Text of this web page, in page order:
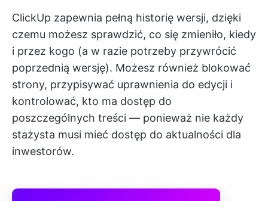
ClickUp zapewnia pełną historię wersji, dzięki
czemu możesz sprawdzić, co się zmieniło, kiedy
i przez kogo (a w razie potrzeby przywrócić
poprzednią wersję). Możesz również blokować
strony, przypisywać uprawnienia do edycji i
kontrolować, kto ma dostęp do
poszczególnych treści — ponieważ nie każdy
stażysta musi mieć dostęp do aktualności dla
inwestorów.